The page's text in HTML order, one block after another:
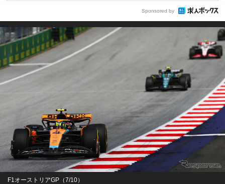
Sponsored by
F1オーストリアGP（7/10）